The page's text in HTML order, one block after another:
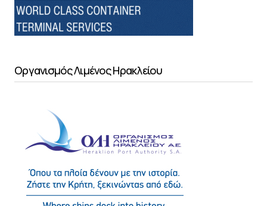
Οργανισμός Λιμένος Ηρακλείου